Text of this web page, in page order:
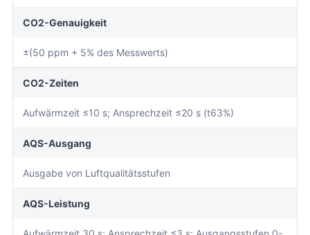
CO2-Genauigkeit
±(50 ppm + 5% des Messwerts)
CO2-Zeiten
Aufwärmzeit ≤10 s; Ansprechzeit ≤20 s (t63%)
AQS-Ausgang
Ausgabe von Luftqualitätsstufen
AQS-Leistung